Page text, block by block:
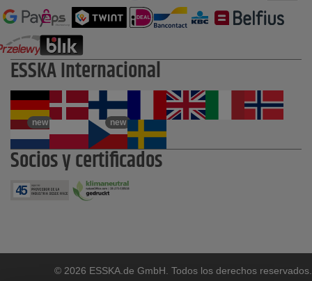
ESSKA Internacional
new new
Socios y certificados
© 2026 ESSKA.de GmbH. Todos los derechos reservados.